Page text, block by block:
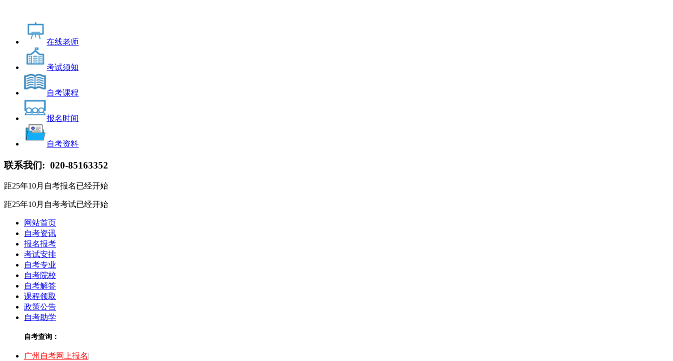
在线老师
考试须知
自考课程
报名时间
自考资料
联系我们: 020-85163352
距25年10月自考报名已经开始
距25年10月自考考试已经开始
网站首页
自考资讯
报名报考
考试安排
自考专业
自考院校
自考解答
课程领取
政策公告
自考助学
自考查询：
广州自考网上报名|